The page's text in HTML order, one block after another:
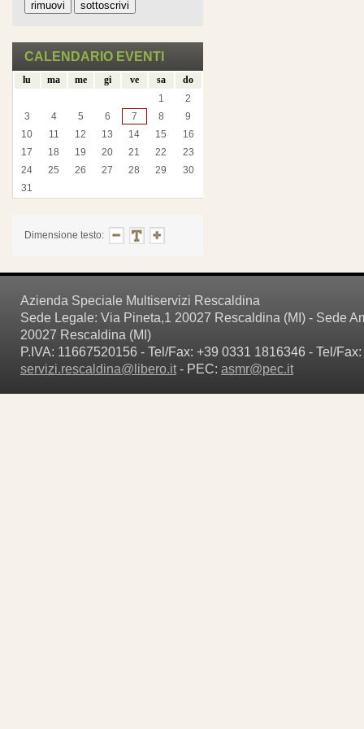
CALENDARIO EVENTI
lu ma me gi ve sa
do
1
2
3
4 5 6 7 8
9
10
11 12 13 14 15
16
17
18 19 20 21 22
23
24
25 26 27 28 29
30
31
Dimensione testo:
Azienda Speciale Multiservizi Rescaldina
Sede Legale: Via Pineta,1 20027 Rescaldina (MI) - Sede
20027 Rescaldina (MI)
P.IVA: 11667520156 - Tel/Fax: +39 0331 1816346 - Tel/
servizi.rescaldina@libero.it- PEC: asmr@pec.it